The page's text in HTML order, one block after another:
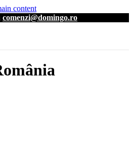
content
comenzi@domingo.ro